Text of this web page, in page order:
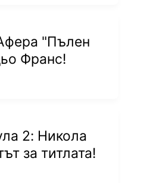
"Пълен
Франс!
favorites
2: Никола
за титлата!